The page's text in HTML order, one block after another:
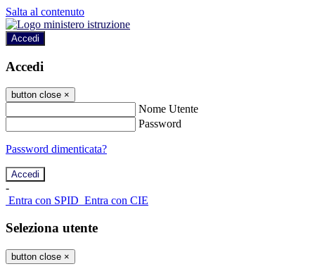
Salta al contenuto
Accedi
Accedi
button close ×
Nome Utente
Password
Password dimenticata?
-
Entra con SPID Entra con CIE
Seleziona utente
button close ×